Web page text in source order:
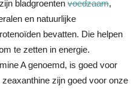
bladgroenten voedzaam,
en natuurlijke
bevatten. Die helpen
te zetten in energie.
A genoemd, is goed voor
zijn goed voor onze